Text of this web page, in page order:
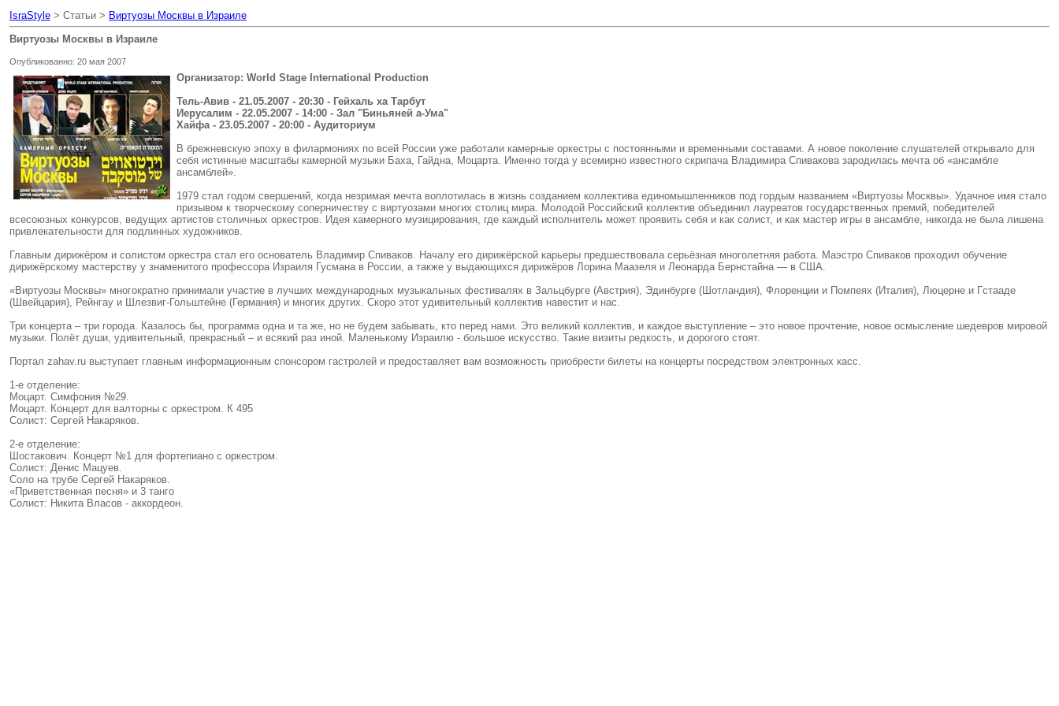
IsraStyle > Статьи > Виртуозы Москвы в Израиле
Виртуозы Москвы в Израиле
Опубликованно: 20 мая 2007
Организатор: World Stage International Production
Тель-Авив - 21.05.2007 - 20:30 - Гейхаль ха Тарбут
Иерусалим - 22.05.2007 - 14:00 - Зал "Биньяней а-Ума"
Хайфа - 23.05.2007 - 20:00 - Аудиториум
В брежневскую эпоху в филармониях по всей России уже работали камерные оркестры с постоянными и временными составами. А новое поколение слушателей открывало для
себя истинные масштабы камерной музыки Баха, Гайдна, Моцарта. Именно тогда у всемирно известного скрипача Владимира Спивакова зародилась мечта об «ансамбле
ансамблей».
1979 стал годом свершений, когда незримая мечта воплотилась в жизнь созданием коллектива единомышленников под гордым названием «Виртуозы Москвы». Удачное имя стало
призывом к творческому соперничеству с виртуозами многих столиц мира. Молодой Российский коллектив объединил лауреатов государственных премий, победителей
всесоюзных конкурсов, ведущих артистов столичных оркестров. Идея камерного музицирования, где каждый исполнитель может проявить себя и как солист, и как мастер игры в ансамбле, никогда не была лишена
привлекательности для подлинных художников.
Главным дирижёром и солистом оркестра стал его основатель Владимир Спиваков. Началу его дирижёрской карьеры предшествовала серьёзная многолетняя работа. Маэстро Спиваков проходил обучение
дирижёрскому мастерству у знаменитого профессора Израиля Гусмана в России, а также у выдающихся дирижёров Лорина Маазеля и Леонарда Бернстайна — в США.
«Виртуозы Москвы» многократно принимали участие в лучших международных музыкальных фестивалях в Зальцбурге (Австрия), Эдинбурге (Шотландия), Флоренции и Помпеях (Италия), Люцерне и Гстааде
(Швейцария), Рейнгау и Шлезвиг-Гольштейне (Германия) и многих других. Скоро этот удивительный коллектив навестит и нас.
Три концерта – три города. Казалось бы, программа одна и та же, но не будем забывать, кто перед нами. Это великий коллектив, и каждое выступление – это новое прочтение, новое осмысление шедевров мировой
музыки. Полёт души, удивительный, прекрасный – и всякий раз иной. Маленькому Израилю - большое искусство. Такие визиты редкость, и дорогого стоят.
Портал zahav.ru выступает главным информационным спонсором гастролей и предоставляет вам возможность приобрести билеты на концерты посредством электронных касс.
1-е отделение:
Моцарт. Симфония №29.
Моцарт. Концерт для валторны с оркестром. К 495
Солист: Сергей Накаряков.
2-е отделение:
Шостакович. Концерт №1 для фортепиано с оркестром.
Солист: Денис Мацуев.
Соло на трубе Сергей Накаряков.
«Приветственная песня» и 3 танго
Солист: Никита Власов - аккордеон.